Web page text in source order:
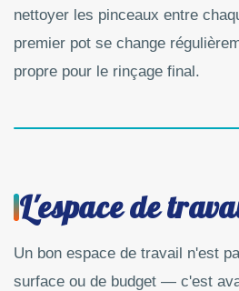
nettoyer les pinceaux entre
premier pot se change
propre pour le rinçage final.
L'espace de
Un bon espace de travail n'est
surface ou de budget — c'est